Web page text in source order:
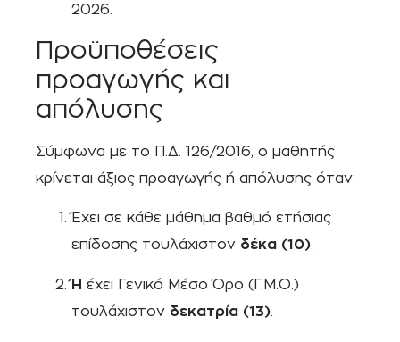
2026.
Προϋποθέσεις
προαγωγής και
απόλυσης
Σύμφωνα με το Π.Δ. 126/2016, ο μαθητής
κρίνεται άξιος προαγωγής ή απόλυσης όταν:
Έχει σε κάθε μάθημα βαθμό ετήσιας
επίδοσης τουλάχιστον δέκα (10)
Ή έχει Γενικό Μέσο Όρο (Γ.Μ.Ο.)
τουλάχιστον δεκατρία (13)